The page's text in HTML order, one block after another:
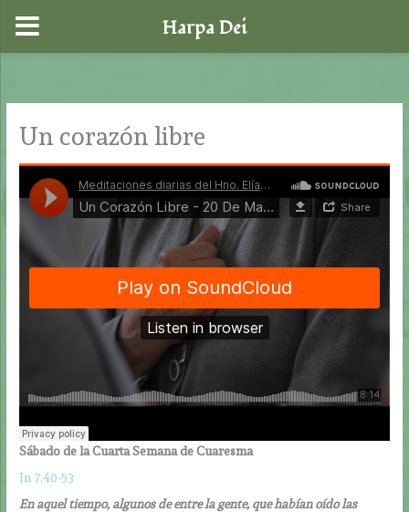
contenido
Un corazón libre
Sábado de la Cuarta Semana de Cuaresma
Jn 7,40-53
En aquel tiempo, algunos de entre la gente, que habían oído las
Harpa Dei